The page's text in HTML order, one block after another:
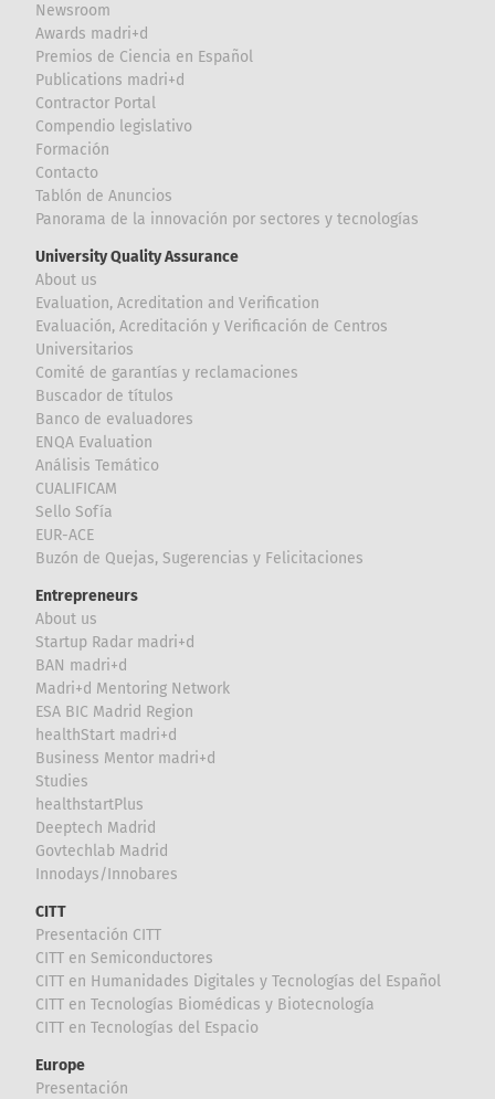
Newsroom
Awards madri+d
Premios de Ciencia en Español
Publications madri+d
Contractor Portal
Compendio legislativo
Formación
Contacto
Tablón de Anuncios
Panorama de la innovación por sectores y tecnologías
University Quality Assurance
About us
Evaluation, Acreditation and Verification
Evaluación, Acreditación y Verificación de Centros
Universitarios
Comité de garantías y reclamaciones
Buscador de títulos
Banco de evaluadores
ENQA Evaluation
Análisis Temático
CUALIFICAM
Sello Sofía
EUR-ACE
Buzón de Quejas, Sugerencias y Felicitaciones
Entrepreneurs
About us
Startup Radar madri+d
BAN madri+d
Madri+d Mentoring Network
ESA BIC Madrid Region
healthStart madri+d
Business Mentor madri+d
Studies
healthstartPlus
Deeptech Madrid
Govtechlab Madrid
Innodays/Innobares
CITT
Presentación CITT
CITT en Semiconductores
CITT en Humanidades Digitales y Tecnologías del Español
CITT en Tecnologías Biomédicas y Biotecnología
CITT en Tecnologías del Espacio
Europe
Presentación